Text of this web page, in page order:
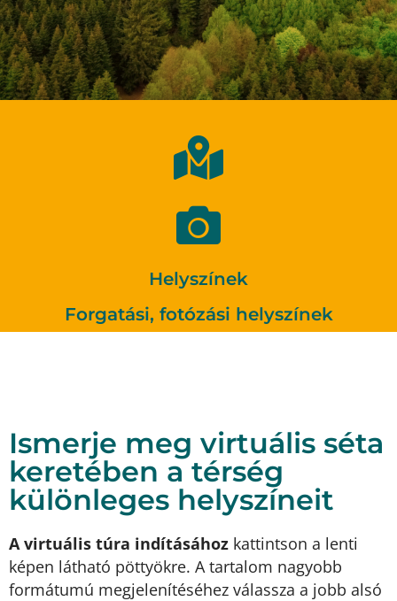
különleges helyszíneit
egy virtuális séta
formájában
Ha kikapcsolódni szeretne, családi programot
szervez, vagy forgatási, fotózási helyszínt keres
Felfedezem a helyszíneket
Helyszínek
Forgatási, fotózási helyszínek
Ismerje meg virtuális séta
keretében a térség
különleges helyszíneit
A virtuális túra indításához kattintson a lenti
képen látható pöttyökre. A tartalom nagyobb
formátumú megjelenítéséhez válassza a jobb alsó